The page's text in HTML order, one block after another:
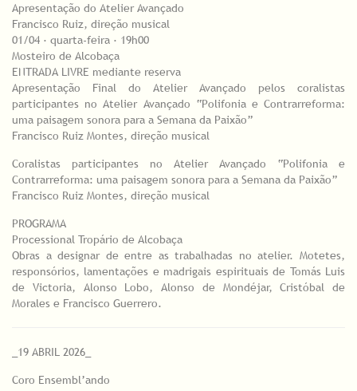
Apresentação do Atelier Avançado
Francisco Ruiz, direção musical
01/04 · quarta-feira · 19h00
Mosteiro de Alcobaça
ENTRADA LIVRE mediante reserva
Apresentação Final do Atelier Avançado pelos coralistas
participantes no Atelier Avançado “Polifonia e Contrarreforma:
uma paisagem sonora para a Semana da Paixão”
Francisco Ruiz Montes, direção musical
Coralistas participantes no Atelier Avançado “Polifonia e
Contrarreforma: uma paisagem sonora para a Semana da Paixão”
Francisco Ruiz Montes, direção musical
PROGRAMA
Processional Tropário de Alcobaça
Obras a designar de entre as trabalhadas no atelier. Motetes,
responsórios, lamentações e madrigais espirituais de Tomás Luis
de Victoria, Alonso Lobo, Alonso de Mondéjar, Cristóbal de
Morales e Francisco Guerrero.
_19 ABRIL 2026_
Coro Ensembl’ando